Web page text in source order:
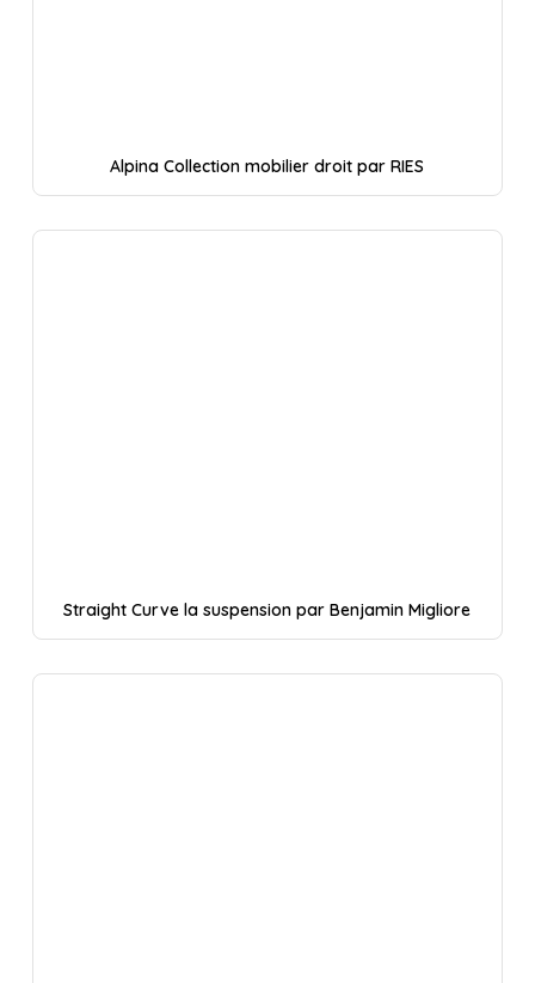
Alpina Collection mobilier droit par RIES
Straight Curve la suspension par Benjamin Migliore